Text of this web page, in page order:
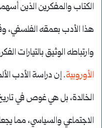
الكتاب والمفكرين الذين
هذا الأدب بعمقه الفلسفي،
وارتباطه الوثيق بالتيارات
الأوروبية. إن دراسة الأدب
الخالدة، بل هي غوص في تاريخ
الاجتماعي والسياسي، مما